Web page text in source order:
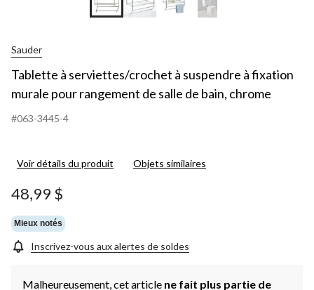
Sauder
Tablette à serviettes/crochet à suspendre à fixation
murale pour rangement de salle de bain, chrome
#063-3445-4
Voir détails du produit Objets similaires
48,99 $
Mieux notés
Inscrivez-vous aux alertes de soldes
Malheureusement, cet article ne fait plus partie de